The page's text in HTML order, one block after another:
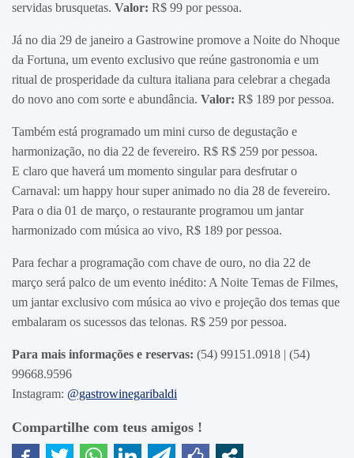
servidas brusquetas. Valor: R$ 99 por pessoa.
Já no dia 29 de janeiro a Gastrowine promove a Noite do Nhoque
da Fortuna, um evento exclusivo que reúne gastronomia e um
ritual de prosperidade da cultura italiana para celebrar a chegada
do novo ano com sorte e abundância. Valor: R$ 189 por pessoa.
Também está programado um mini curso de degustação e
harmonização, no dia 22 de fevereiro. R$ R$ 259 por pessoa.
E claro que haverá um momento singular para desfrutar o
Carnaval: um happy hour super animado no dia 28 de fevereiro.
Para o dia 01 de março, o restaurante programou um jantar
harmonizado com música ao vivo, R$ 189 por pessoa.
Para fechar a programação com chave de ouro, no dia 22 de
março será palco de um evento inédito: A Noite Temas de Filmes,
um jantar exclusivo com música ao vivo e projeção dos temas que
embalaram os sucessos das telonas. R$ 259 por pessoa.
Para mais informações e reservas: (54) 99151.0918 | (54)
99668.9596
Instagram: @gastrowinegaribaldi
Compartilhe com teus amigos !